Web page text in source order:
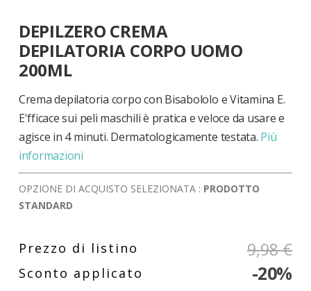
all'inizio
della
galleria
di
DEPILZERO CREMA
DEPILATORIA CORPO UOMO
200ML
Crema depilatoria corpo con Bisabololo e Vitamina E.
E'fficace sui peli maschili è pratica e veloce da usare e
agisce in 4 minuti. Dermatologicamente testata. Più
informazioni
OPZIONE DI ACQUISTO SELEZIONATA : PRODOTTO
STANDARD
9,98 €
-20%